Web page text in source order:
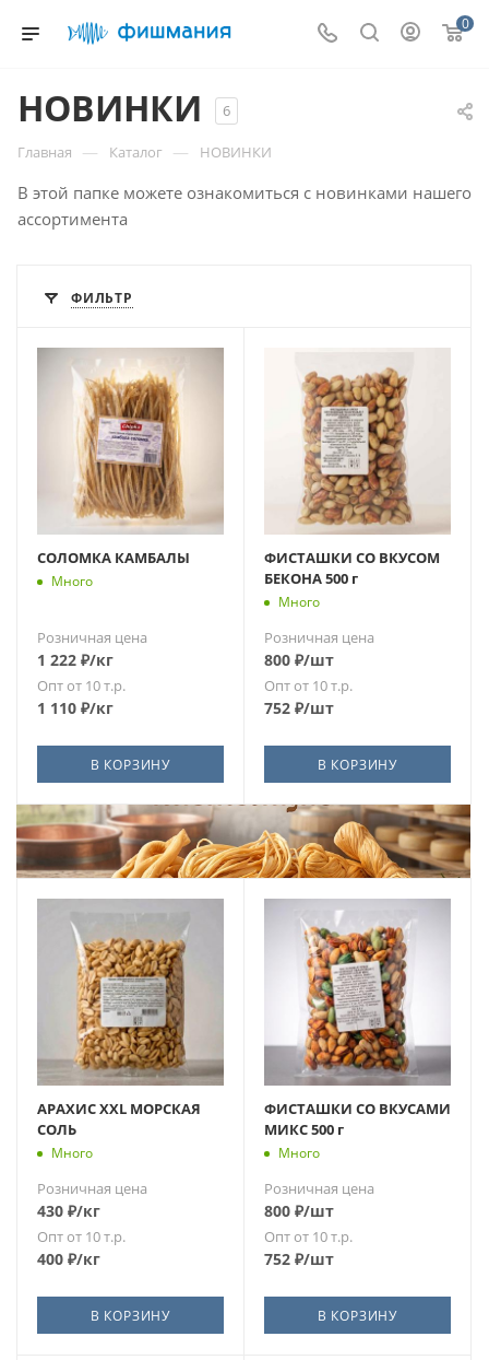
0
НОВИНКИ 6
Главная — Каталог — НОВИНКИ
В этой папке можете ознакомиться с новинками нашего
ассортимента
ФИЛЬТР
СОЛОМКА КАМБАЛЫ
Много
Розничная цена
1 222 ₽/кг
Опт от 10 т.р.
1 110 ₽/кг
В КОРЗИНУ
ФИСТАШКИ СО ВКУСОМ
БЕКОНА 500 г
Много
Розничная цена
800 ₽/шт
Опт от 10 т.р.
752 ₽/шт
В КОРЗИНУ
АРАХИС XXL МОРСКАЯ
СОЛЬ
Много
Розничная цена
430 ₽/кг
Опт от 10 т.р.
400 ₽/кг
В КОРЗИНУ
ФИСТАШКИ СО ВКУСАМИ
МИКС 500 г
Много
Розничная цена
800 ₽/шт
Опт от 10 т.р.
752 ₽/шт
В КОРЗИНУ